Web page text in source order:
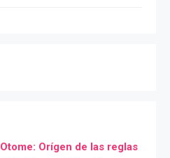
Otome: Orígen de las reglas